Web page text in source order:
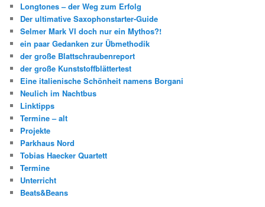
Longtones – der Weg zum Erfolg
Der ultimative Saxophonstarter-Guide
Selmer Mark VI doch nur ein Mythos?!
ein paar Gedanken zur Übmethodik
der große Blattschraubenreport
der große Kunststoffblättertest
Eine italienische Schönheit namens Borgani
Neulich im Nachtbus
Linktipps
Termine – alt
Projekte
Parkhaus Nord
Tobias Haecker Quartett
Termine
Unterricht
Beats&Beans